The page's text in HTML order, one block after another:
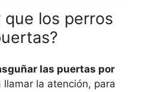
los perros
las puertas por
llamar la atención, para